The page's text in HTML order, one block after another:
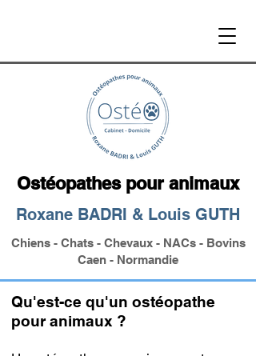
Ostéopathes pour animaux
Roxane BADRI & Louis GUTH
Chiens - Chats - Chevaux - NACs - Bovins
Caen - Normandie
Qu'est-ce qu'un ostéopathe
pour animaux ?